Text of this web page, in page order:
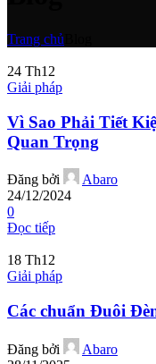
Trang chủ
24 Th12
Giải pháp
Vì Sao Phải Tiết
Quan Trọng
Đăng bởi
Abaro
24/12/2024
0
Đọc tiếp
18 Th12
Giải pháp
Các chuẩn Đuôi
Đăng bởi
Abaro